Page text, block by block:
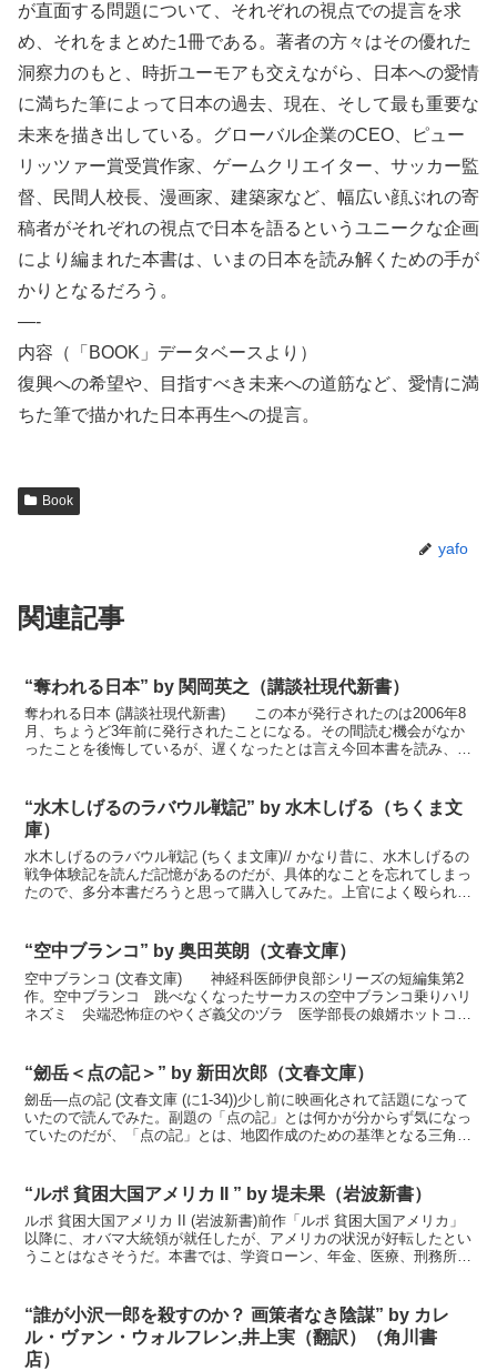
が直面する問題について、それぞれの視点での提言を求
め、それをまとめた1冊である。著者の方々はその優れた
洞察力のもと、時折ユーモアも交えながら、日本への愛情
に満ちた筆によって日本の過去、現在、そして最も重要な
未来を描き出している。グローバル企業のCEO、ピュー
リッツァー賞受賞作家、ゲームクリエイター、サッカー監
督、民間人校長、漫画家、建築家など、幅広い顔ぶれの寄
稿者がそれぞれの視点で日本を語るというユニークな企画
により編まれた本書は、いまの日本を読み解くための手が
かりとなるだろう。
—-
内容（「BOOK」データベースより）
復興への希望や、目指すべき未来への道筋など、愛情に満
ちた筆で描かれた日本再生への提言。
Book
yafo
関連記事
“奪われる日本” by 関岡英之（講談社現代新書）
奪われる日本 (講談社現代新書) この本が発行されたのは2006年8
月、ちょうど3年前に発行されたことになる。その間読む機会がなか
ったことを後悔しているが、遅くなったとは言え今回本書を読み、米
“水木しげるのラバウル戦記” by 水木しげる（ちくま文
庫）
水木しげるのラバウル戦記 (ちくま文庫)// かなり昔に、水木しげるの
戦争体験記を読んだ記憶があるのだが、具体的なことを忘れてしまっ
たので、多分本書だろうと思って購入してみた。上官によく殴られた
“空中ブランコ” by 奥田英朗（文春文庫）
空中ブランコ (文春文庫) 神経科医師伊良部シリーズの短編集第2
作。空中ブランコ 跳べなくなったサーカスの空中ブランコ乗りハリ
ネズミ 尖端恐怖症のやくざ義父のヅラ 医学部長の娘婿ホットコー
“劒岳＜点の記＞” by 新田次郎（文春文庫）
劒岳―点の記 (文春文庫 (に1-34))少し前に映画化されて話題になって
いたので読んでみた。副題の「点の記」とは何かが分からず気になっ
ていたのだが、「点の記」とは、地図作成のための基準となる三角点
“ルポ 貧困大国アメリカ II ” by 堤未果（岩波新書）
ルポ 貧困大国アメリカ II (岩波新書)前作「ルポ 貧困大国アメリカ」
以降に、オバマ大統領が就任したが、アメリカの状況が好転したとい
うことはなさそうだ。本書では、学資ローン、年金、医療、刑務所ビ
“誰が小沢一郎を殺すのか？ 画策者なき陰謀” by カレ
ル・ヴァン・ウォルフレン,井上実（翻訳）（角川書
店）